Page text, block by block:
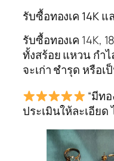
รับซื้อทองเค 14K แ
รับซื้อทองเค 14K,
ทั้งสร้อย แหวน กำ
จะเก่า ชำรุด หรือเ
“มีท
ประเมินให้ละเอียด